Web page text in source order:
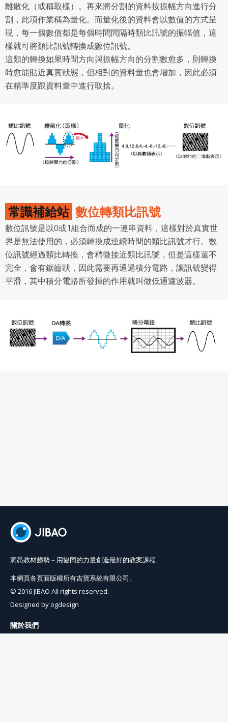
離散化（或稱取樣）。再來將分割的資料按振幅方向進行分
割，此項作業稱為量化。而量化後的資料會以數值的方式呈
現，每一個數值都是每個時間間隔時類比訊號的振幅值，這
樣就可將類比訊號轉換成數位訊號。
這類的轉換如果時間方向與振幅方向的分割數愈多，則轉換
時愈能貼近真實狀態，但相對的資料量也會增加，因此必須
在精準度跟資料量中進行取捨。
常識補給站 數位轉類比訊號
數位訊號是以0或1組合而成的一連串資料，這樣對於真實世
界是無法使用的，必須轉換成連續時間的類比訊號才行。數
位訊號經過類比轉換，會稍微接近類比訊號，但是這樣還不
完全，會有鋸齒狀，因此需要再通過積分電路，讓訊號變得
平滑，其中積分電路所發揮的作用就叫做低通濾波器。
洞悉教材趨勢－用協同的力量創造最好的教案課程
本網頁各頁面版權所有吉寶系統有限公司。
© 2016 JIBAO All rights reserved.
Designed byogdesign
關於我們